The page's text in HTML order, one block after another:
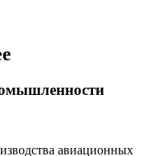
авиационных